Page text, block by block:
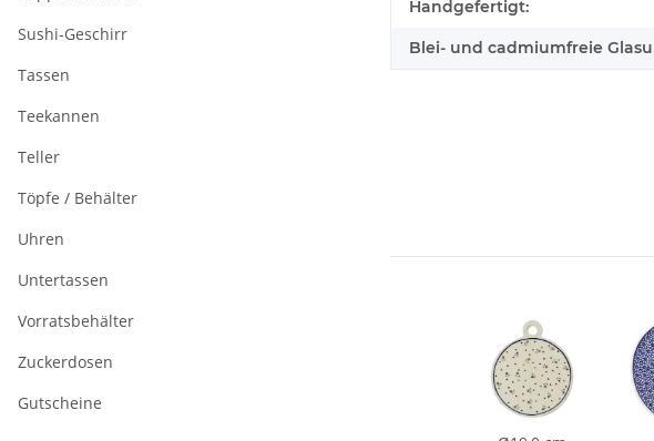
Handgefertigt:
Blei- und cadmiumfreie
Sushi-Geschirr
Tassen
Teekannen
Teller
Töpfe / Behälter
Uhren
Untertassen
Vorratsbehälter
Zuckerdosen
Gutscheine